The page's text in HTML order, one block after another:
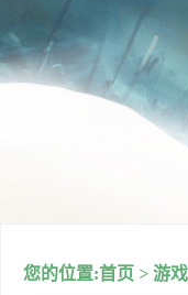
您的位置:首页 > 游